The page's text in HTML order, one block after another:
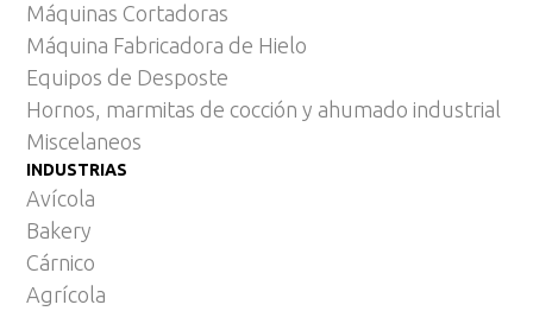
Máquinas Cortadoras
Máquina Fabricadora de Hielo
Equipos de Desposte
Hornos, marmitas de cocción y ahumado industrial
Miscelaneos
INDUSTRIAS
Avícola
Bakery
Cárnico
Agrícola